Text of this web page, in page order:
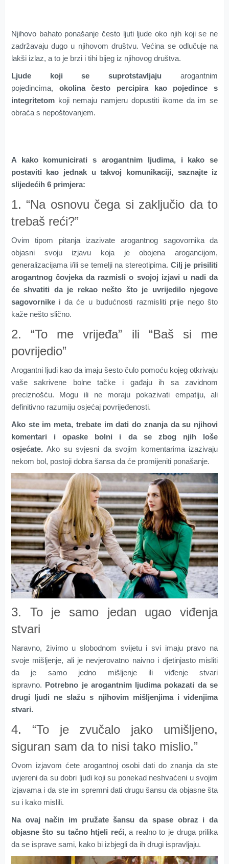
Njihovo bahato ponašanje često ljuti ljude oko njih koji se ne
zadržavaju dugo u njihovom društvu. Većina se odlučuje na
lakši izlaz, a to je brzi i tihi bijeg iz njihovog društva.
Ljude koji se suprotstavljaju arogantnim
pojedincima, okolina često percipira kao pojedince s
integritetomkoji nemaju namjeru dopustiti ikome da im se
obraća s nepoštovanjem.
A kako komunicirati s arogantnim ljudima, i kako se
postaviti kao jednak u takvoj komunikaciji, saznajte iz
slijedećih 6 primjera:
1. “Na osnovu čega si zaključio da to
trebaš reći?”
Ovim tipom pitanja izazivate arogantnog sagovornika da
objasni svoju izjavu koja je obojena arogancijom,
generalizacijama i/ili se temelji na stereotipima. Cilj je prisiliti
arogantnog čovjeka da razmisli o svojoj izjavi u nadi da
će shvatiti da je rekao nešto što je uvrijedilo njegove
sagovornikei da će u budućnosti razmisliti prije nego što
kaže nešto slično.
2. “To me vrijeđa” ili “Baš si me
povrijedio”
Arogantni ljudi kao da imaju šesto čulo pomoću kojeg otkrivaju
vaše sakrivene bolne tačke i gađaju ih sa zavidnom
preciznošću. Mogu ili ne moraju pokazivati empatiju, ali
definitivno razumiju osjećaj povrijeđenosti.
Ako ste im meta, trebate im dati do znanja da su njihovi
komentari i opaske bolni i da se zbog njih loše
osjećate.Ako su svjesni da svojim komentarima izazivaju
nekom bol, postoji dobra šansa da će promijeniti ponašanje.
3. To je samo jedan ugao viđenja
stvari
Naravno, živimo u slobodnom svijetu i svi imaju pravo na
svoje mišljenje, ali je nevjerovatno naivno i djetinjasto misliti
da je samo jedno mišljenje ili viđenje stvari
ispravno. Potrebno je arogantnim ljudima pokazati da se
drugi ljudi ne slažu s njihovim mišljenjima i viđenjima
stvari.
4. “To je zvučalo jako umišljeno,
siguran sam da to nisi tako mislio.”
Ovom izjavom ćete arogantnoj osobi dati do znanja da ste
uvjereni da su dobri ljudi koji su ponekad neshvaćeni u svojim
izjavama i da ste im spremni dati drugu šansu da objasne šta
su i kako mislili.
Na ovaj način im pružate šansu da spase obraz i da
objasne što su tačno htjeli reći,a realno to je druga prilika
da se isprave sami, kako bi izbjegli da ih drugi ispravljaju.